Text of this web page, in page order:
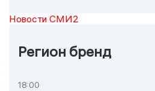
Новости СМИ2
Регион бренд
18:00